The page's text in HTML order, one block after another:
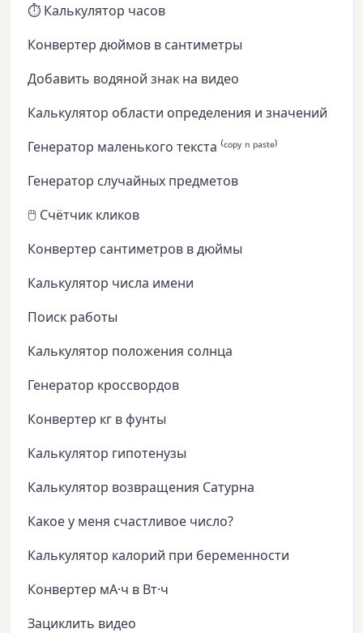
⏱️ Калькулятор часов
Конвертер дюймов в сантиметры
Добавить водяной знак на видео
Калькулятор области определения и значений
Генератор маленького текста ⁽ᶜᵒᵖʸ ⁿ ᵖᵃˢᵗᵉ⁾
Генератор случайных предметов
🖱️ Счётчик кликов
Конвертер сантиметров в дюймы
Калькулятор числа имени
Поиск работы
Калькулятор положения солнца
Генератор кроссвордов
Конвертер кг в фунты
Калькулятор гипотенузы
Калькулятор возвращения Сатурна
Какое у меня счастливое число?
Калькулятор калорий при беременности
Конвертер мА·ч в Вт·ч
Зациклить видео